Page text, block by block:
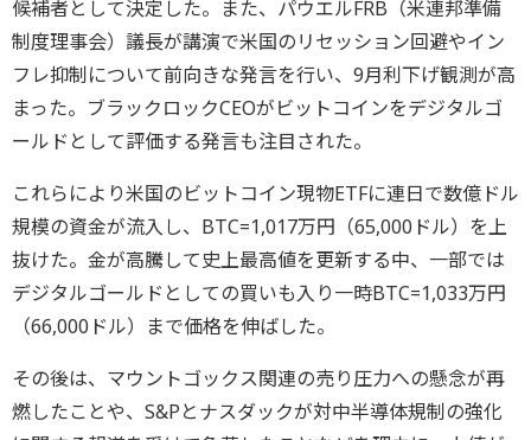
候補者として決定した。また、パウエルFRB（米連邦準備
制度理事会）議長が講演で米国のリセッション回避やイン
フレ抑制について前向きな発言を行い、9月利下げ観測が高
まった。ブラックロックCEOがビットコインをデジタルゴ
ールドとして評価する発言も注目された。
これらにより米国のビットコイン現物ETFに連日で数億ドル
規模の資金が流入し、BTC=1,017万円（65,000ドル）を上
抜けた。金が高騰して史上最高値を更新する中、一部では
デジタルゴールドとしての買いも入り一時BTC=1,033万円
（66,000ドル）まで価格を伸ばした。
その後は、マウントゴックス関連の売り圧力への懸念が再
燃したことや、S&Pとナスダックが対中半導体規制の強化